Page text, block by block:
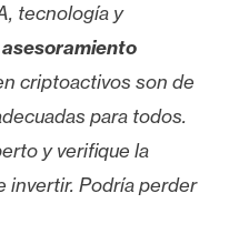
tecnología y
criptoactivos son de
para todos.
y verifique la
invertir. Podría perder